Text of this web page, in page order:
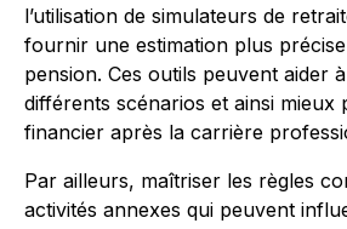
l’utilisation de simulateurs de
fournir une estimation plus
pension. Ces outils peuvent aider
différents scénarios et ainsi mieux
financier après la carrière
Par ailleurs, maîtriser les règles
activités annexes qui peuvent